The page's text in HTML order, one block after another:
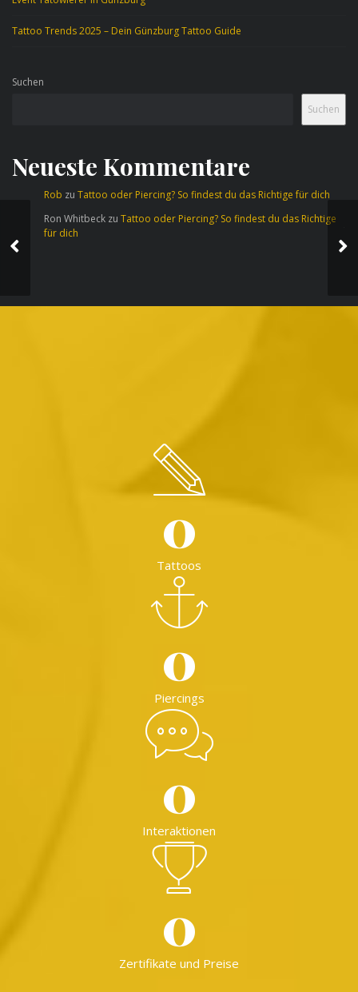
Tattoo Trends 2025 – Dein Günzburg Tattoo Guide
Suchen
Suchen
Neueste Kommentare
Rob zu Tattoo oder Piercing? So findest du das Richtige für dich
Ron Whitbeck zu Tattoo oder Piercing? So findest du das Richtige
für dich
Tattoo Trends 2025 –
0
Tattoos
0
Piercings
0
Interaktionen
0
Zertifikate und Preise